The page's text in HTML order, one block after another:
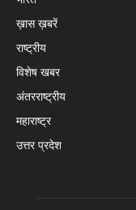
ख़ास ख़बरें
राष्ट्रीय
विशेष खबर
अंतरराष्ट्रीय
महाराष्ट्र
उत्तर प्रदेश